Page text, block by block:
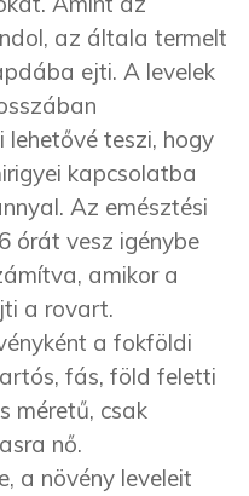
az általa termelt
ejti. A levelek
teszi, hogy
kapcsolatba
Az emésztési
órát vesz igénybe
amikor a
a rovart.
a fokföldi
fás, föld feletti
méretű, csak
nő.
a növény leveleit